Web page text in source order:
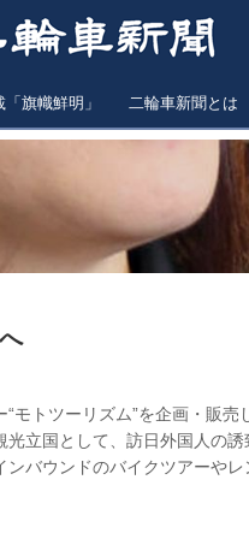
「旗幟鮮明」 二輪車新聞とは
モトツーリズム”を企画・販売
立国として、訪日外国人の誘
バウンドのバイクツアーやレ